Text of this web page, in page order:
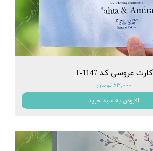
کارت عروسی کد T-1147
۶۳,۰۰۰ تومان
افزودن به سبد خرید